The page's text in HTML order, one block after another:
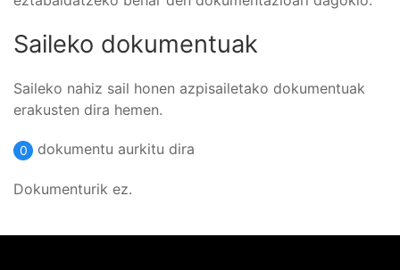
Saileko dokumentuak
Saileko nahiz sail honen azpisailetako dokumentuak
erakusten dira hemen.
0 dokumentu aurkitu dira
Dokumenturik ez.